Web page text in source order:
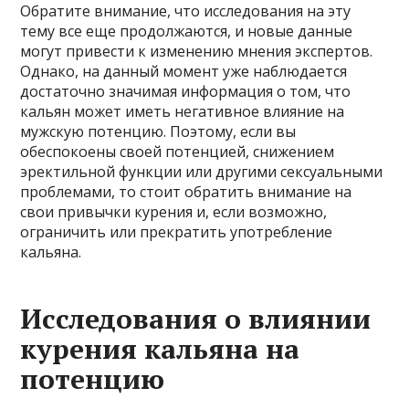
Обратите внимание, что исследования на эту
тему все еще продолжаются, и новые данные
могут привести к изменению мнения экспертов.
Однако, на данный момент уже наблюдается
достаточно значимая информация о том, что
кальян может иметь негативное влияние на
мужскую потенцию. Поэтому, если вы
обеспокоены своей потенцией, снижением
эректильной функции или другими сексуальными
проблемами, то стоит обратить внимание на
свои привычки курения и, если возможно,
ограничить или прекратить употребление
кальяна.
Исследования о влиянии
курения кальяна на
потенцию